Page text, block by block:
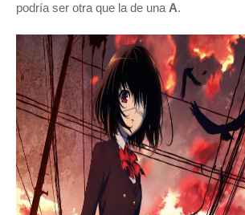
podría ser otra que la de una A.